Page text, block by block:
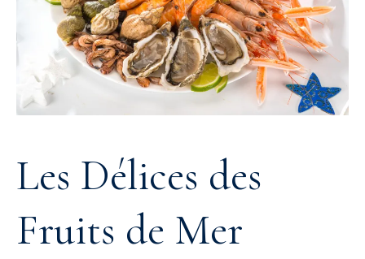
Les Délices des
Fruits de Mer